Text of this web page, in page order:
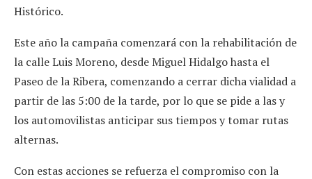
Histórico.
Este año la campaña comenzará con la rehabilitación de
la calle Luis Moreno, desde Miguel Hidalgo hasta el
Paseo de la Ribera, comenzando a cerrar dicha vialidad a
partir de las 5:00 de la tarde, por lo que se pide a las y
los automovilistas anticipar sus tiempos y tomar rutas
alternas.
Con estas acciones se refuerza el compromiso con la